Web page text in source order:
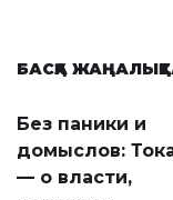
БАСҚА
Без паники и
домыслов:
— о власти,